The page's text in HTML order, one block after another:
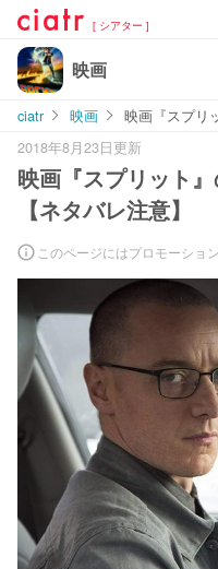
[ シアター ]
映画
ciatr 映画
映画『スプリ
2018年8月23日更新
映画『スプリット
【ネタバレ注意】
このページにはプロモーショ